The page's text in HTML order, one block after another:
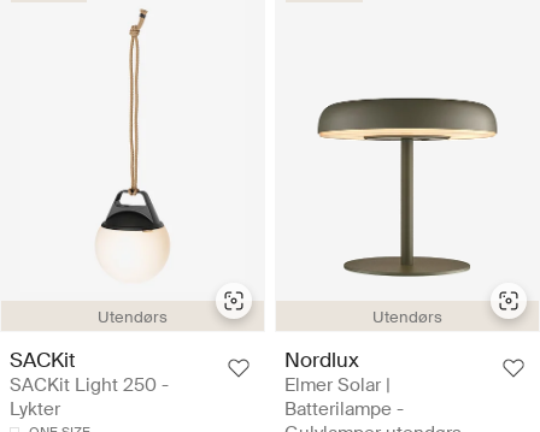
Utendørs
SACKit
SACKit Light 250 -
Lykter
Utendørs
Nordlux
Elmer Solar |
Batterilampe -